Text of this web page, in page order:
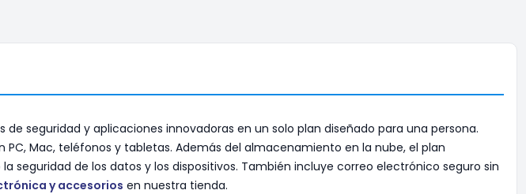
seguridad y aplicaciones innovadoras en un solo plan diseñado para una persona.
Mac, teléfonos y tabletas. Además del almacenamiento en la nube, el plan
de los datos y los dispositivos. También incluye correo electrónico seguro sin
y accesorios en nuestra tienda.